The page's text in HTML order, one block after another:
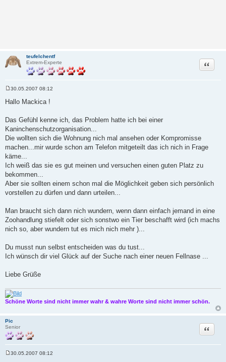
teufelchentf
Extrem-Experte
Zitat
e
i
a
g
30.05.2007 08:12
Hallo Mackica !
Das Gefühl kenne ich, das Problem hatte ich bei einer
Kaninchenschutzorganisation...
Die wollten sich die Wohnung nich mal ansehen oder Kompromisse
machen...mir wurde schon am Telefon mitgeteilt das ich nich in Frage
käme...
Ich weiß das sie es gut meinen und versuchen einen guten Platz zu
bekommen...
Aber sie sollten einem schon mal die Möglichkeit geben sich persönlich
vorstellen zu dürfen und dann urteilen...
Man braucht sich dann nich wundern, wenn dann einfach jemand in eine
Zoohandlung stiefelt oder sich sonstwo ein Tier beschafft wird (ich machs
nich so, aber wundern tut es mich nich mehr )...
Du musst nun selbst entscheiden was du tust...
Ich wünsch dir viel Glück auf der Suche nach einer neuen Fellnase ...
Liebe Grüße
Schöne Worte sind nicht immer wahr & wahre Worte sind nicht immer schön.
Pic
Senior
Zitat
30.05.2007 08:12